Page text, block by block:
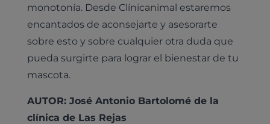
monotonía. Desde Clínicanimal estaremos
encantados de aconsejarte y asesorarte
sobre esto y sobre cualquier otra duda que
pueda surgirte para lograr el bienestar de tu
mascota.
AUTOR: José Antonio Bartolomé de la
clínica de Las Rejas